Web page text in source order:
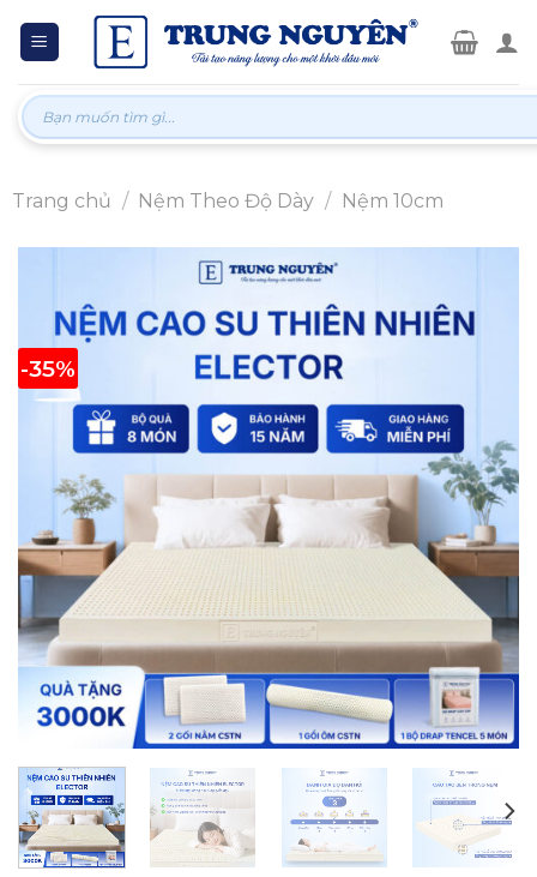
Tìm
kiếm:
Trang chủ / Nệm Theo Độ Dày / Nệm 10cm
-35%